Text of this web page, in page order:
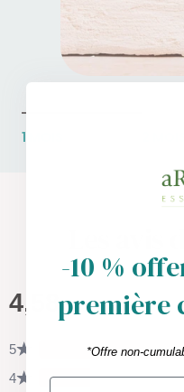
1 MOIS
-10 %
première
*Offre non-